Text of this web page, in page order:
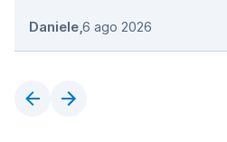
Daniele,6 ago 2026